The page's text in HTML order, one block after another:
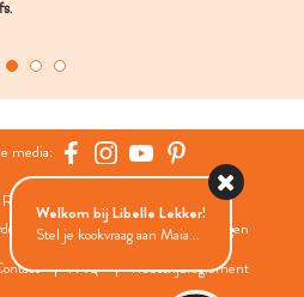
media:
Media Group
Cookies
Cookies instellingen
FAQ Wedstrijdreglement
Welkom bij Libelle Lekker!
Stel je kookvraag aan Maia...